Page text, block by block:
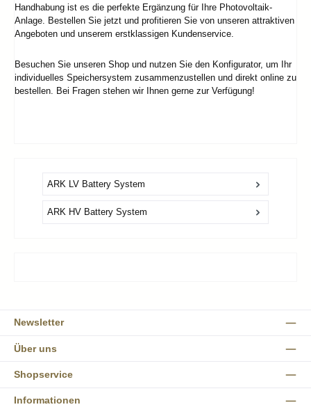
Handhabung ist es die perfekte Ergänzung für Ihre Photovoltaik-
Anlage. Bestellen Sie jetzt und profitieren Sie von unseren attraktiven
Angeboten und unserem erstklassigen Kundenservice.
Besuchen Sie unseren Shop und nutzen Sie den Konfigurator, um Ihr
individuelles Speichersystem zusammenzustellen und direkt online zu
bestellen. Bei Fragen stehen wir Ihnen gerne zur Verfügung!
ARK LV Battery System
ARK HV Battery System
Newsletter
Über uns
Shopservice
Informationen